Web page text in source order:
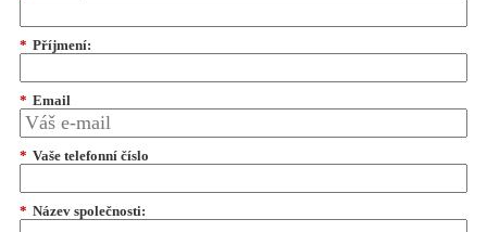
* Příjmení:
* Email
* Vaše telefonní číslo
* Název společnosti: